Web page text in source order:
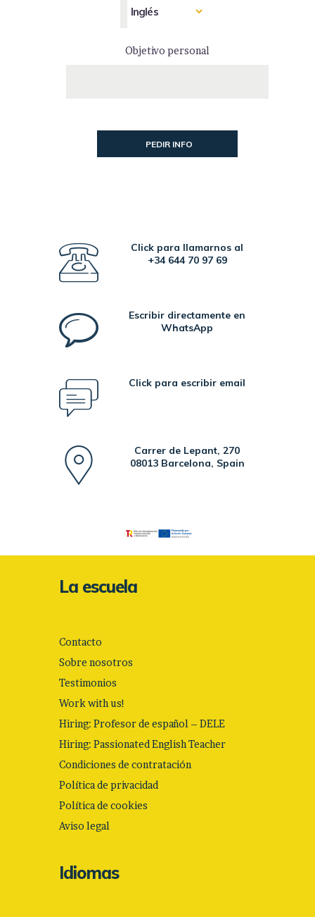
Objetivo personal
Click para llamarnos al
+34 644 70 97 69
Escribir directamente en
WhatsApp
Click para escribir email
Carrer de Lepant, 270
08013 Barcelona, Spain
La escuela
Contacto
Sobre nosotros
Testimonios
Work with us!
Hiring: Profesor de español – DELE
Hiring: Passionated English Teacher
Condiciones de contratación
Política de privacidad
Política de cookies
Aviso legal
Idiomas